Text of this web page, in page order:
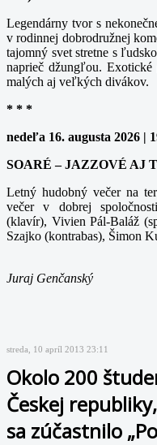
Legendárny tvor s
v rodinnej dobrodružnej
tajomný svet stretne s
naprieč džungľou. Exotické
malých aj veľkých divákov.
* * *
nedeľa 16. augusta 2026 |
SOARÉ – JAZZOVÉ AJ
Letný hudobný večer na
večer v dobrej
(klavír), Vivien Pál-Baláž
Szajko (kontrabas), Šimon
Juraj Genčanský
streda, 10 apríl 2013 23:11
Okolo 200
Českej
sa zúčastnilo